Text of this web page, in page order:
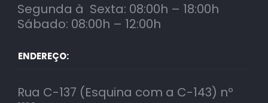
Segunda à Sexta: 08:00h – 18:00h
Sábado: 08:00h – 12:00h
ENDEREÇO:
Rua C-137 (Esquina com a C-143) nº